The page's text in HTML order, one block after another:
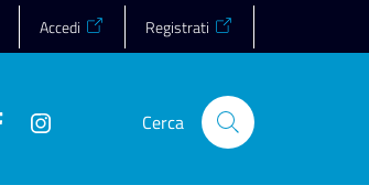
Accedi Registrati
Cerca